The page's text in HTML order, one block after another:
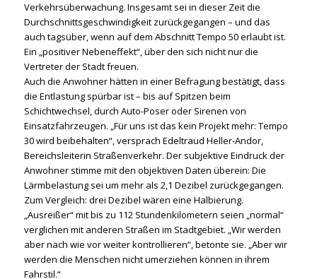
Verkehrsüberwachung. Insgesamt sei in dieser Zeit die
Durchschnittsgeschwindigkeit zurückgegangen – und das
auch tagsüber, wenn auf dem Abschnitt Tempo 50 erlaubt ist.
Ein „positiver Nebeneffekt“, über den sich nicht nur die
Vertreter der Stadt freuen.
Auch die Anwohner hätten in einer Befragung bestätigt, dass
die Entlastung spürbar ist – bis auf Spitzen beim
Schichtwechsel, durch Auto-Poser oder Sirenen von
Einsatzfahrzeugen. „Für uns ist das kein Projekt mehr: Tempo
30 wird beibehalten“, versprach Edeltraud Heller-Andor,
Bereichsleiterin Straßenverkehr. Der subjektive Eindruck der
Anwohner stimme mit den objektiven Daten überein: Die
Lärmbelastung sei um mehr als 2,1 Dezibel zurückgegangen.
Zum Vergleich: drei Dezibel wären eine Halbierung.
„Ausreißer“ mit bis zu 112 Stundenkilometern seien „normal“
verglichen mit anderen Straßen im Stadtgebiet. „Wir werden
aber nach wie vor weiter kontrollieren“, betonte sie. „Aber wir
werden die Menschen nicht umerziehen können in ihrem
Fahrstil.“